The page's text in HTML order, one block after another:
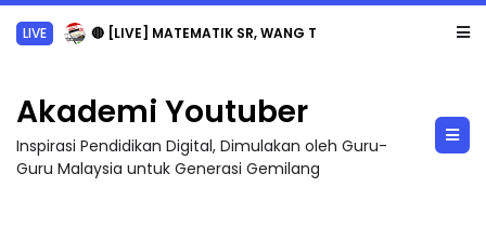
LIVE 🔴 [LIVE] MATEMATIK SR, WANG TAHUN 6 OLEH CIKGU ANITA #ALLINONE #141 #...
Akademi Youtuber
Inspirasi Pendidikan Digital, Dimulakan oleh Guru-
Guru Malaysia untuk Generasi Gemilang